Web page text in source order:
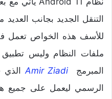
التنقل الجديد بجانب
للأسف هذه الخواص تعمل
ملفات النظام وليس
المبرمج
Amir Ziadi
الرسمي ليعمل على جميع